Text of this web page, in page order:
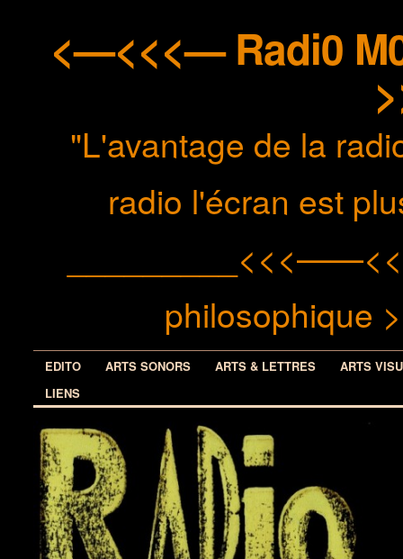
<—<<<— Radi0
"L'avantage de la
radio l'écran est
philosophique
EDITO ARTS SONORS ARTS & LETTRES
ARTS
LIENS